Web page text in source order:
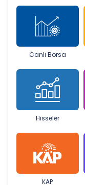
Canlı Borsa
Hisseler
KAP